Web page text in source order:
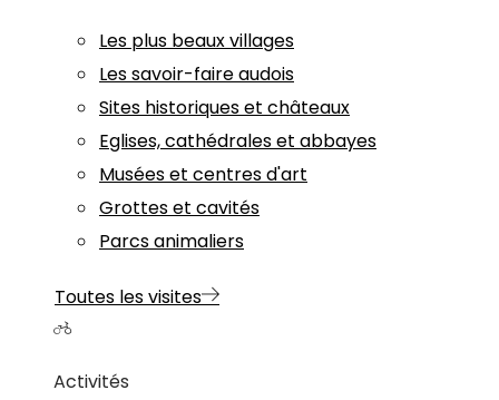
Les plus beaux villages
Les savoir-faire audois
Sites historiques et châteaux
Eglises, cathédrales et abbayes
Musées et centres d'art
Grottes et cavités
Parcs animaliers
Toutes les visites
Activités